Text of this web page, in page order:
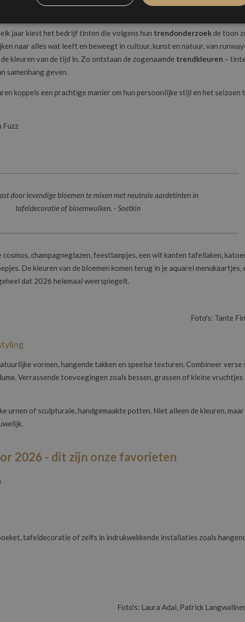
2026 - pastel en levendig
jaar kiest het bedrijf tinten die volgens hun trendonderzoek de toon
naar alles wat leeft en beweegt in cultuur, kunst en natuur, van
kleuren van de tijd in. Zo ontstaan de zogenaamde trendkleuren –
samenhang geven.
koppels een prachtige manier om hun persoonlijke stijl en het seizoen
Fuzz
door levendige bloemen te mixen met neutrale aardetinten in
tafeldecoratie of bloemwolken. - Soetkin
champagneglazen, feestlampjes, een wit kanten tafellaken,
De kleuren van de bloemen komen terug in je aquarel
dat 2026 helemaal weerspiegelt.
Foto's: Tante
vormen, hangende takken en speelse texturen. Combineer verse
Verrassende toevoegingen zoals bessen, grassen of kleine
urnen of sculpturale, handgemaakte potten. Niet alleen de kleuren,
2026 - dit zijn onze favorieten
tafeldecoratie of zelfs in indrukwekkende installaties zoals
Foto's: Laura Adai, Patrick